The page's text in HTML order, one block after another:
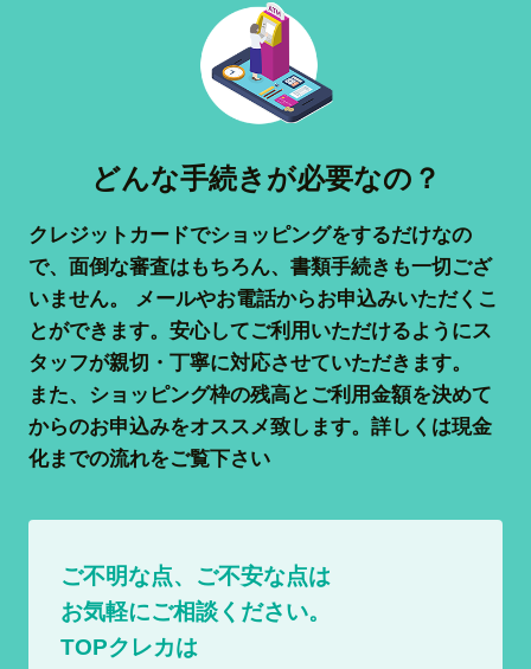
どんな手続きが必要なの？
クレジットカードでショッピングをするだけなの
で、面倒な審査はもちろん、書類手続きも一切ござ
いません。 メールやお電話からお申込みいただくこ
とができます。安心してご利用いただけるようにス
タッフが親切・丁寧に対応させていただきます。
また、ショッピング枠の残高とご利用金額を決めて
からのお申込みをオススメ致します。詳しくは現金
化までの流れをご覧下さい
ご不明な点、ご不安な点は
お気軽にご相談ください。
TOPクレカは